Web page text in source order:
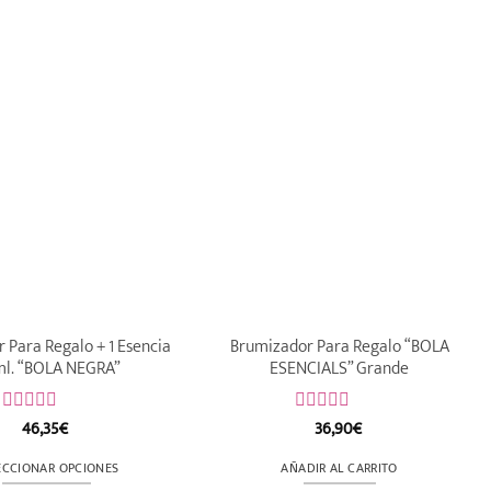
Regalo + 1 Esencia
“BOLA NEGRA”
Valorado
0
de
46,35€
OPCIONES
Brumizador Para Regalo “BOLA
ESENCIALS” Grande
Valorado
0
de
36,90€
AÑADIR AL CARRITO